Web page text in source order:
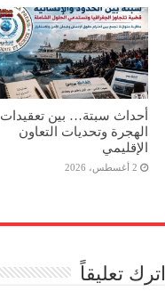
أحداث سبتة… بين تعقيدات
الهجرة وتحديات التعاون
الإقليمي
2 أغسطس، 2026
اترك تعليقاً